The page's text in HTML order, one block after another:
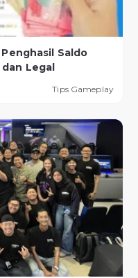
Saldo
dan Legal
Tips Gameplay